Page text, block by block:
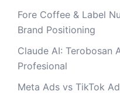
Fore Coffee & Label
Brand Positioning
Claude AI: Terobosan
Profesional
Meta Ads vs TikTok